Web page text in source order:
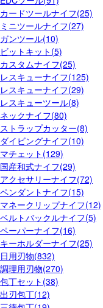
カードツールナイフ(25)
ミニツールナイフ(27)
ガンツール(10)
ビットキット(5)
カスタムナイフ(25)
レスキューナイフ(125)
レスキューナイフ(29)
レスキューツール(8)
ネックナイフ(80)
ストラップカッター(8)
ダイビングナイフ(10)
マチェット(129)
国産和式ナイフ(29)
アクセサリーナイフ(72)
ペンダントナイフ(15)
マネークリップナイフ(12)
ベルトバックルナイフ(5)
ペーパーナイフ(16)
キーホルダーナイフ(25)
日用刃物(832)
調理用刃物(270)
包丁セット(38)
出刃包丁(12)